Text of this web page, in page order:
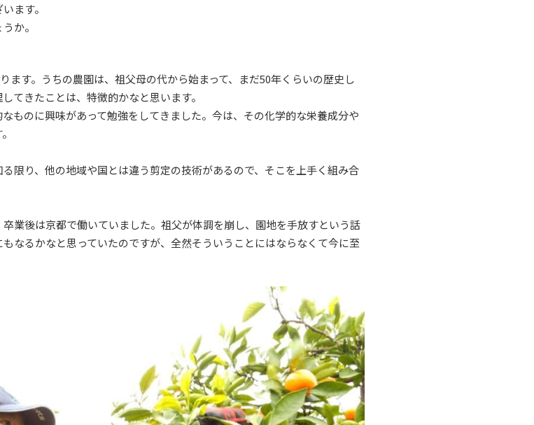
ます。
か。
ます。うちの農園は、祖父母の代から始まって、まだ50年くらいの歴史し
てきたことは、特徴的かなと思います。
ものに興味があって勉強をしてきました。今は、その化学的な栄養成分や
限り、他の地域や国とは違う剪定の技術があるので、そこを上手く組み合
業後は京都で働いていました。祖父が体調を崩し、園地を手放すという話
なるかなと思っていたのですが、全然そういうことにはならなくて今に至